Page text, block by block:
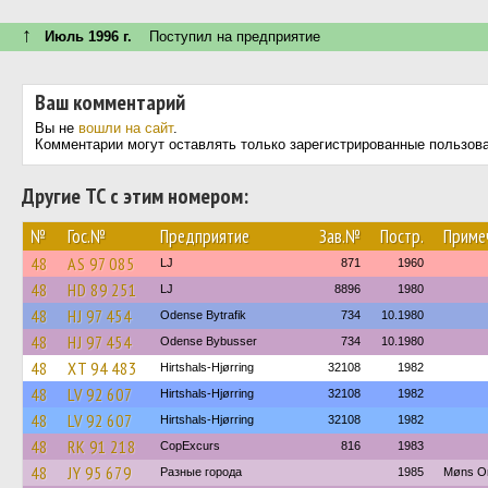
↑ Июль 1996 г. Поступил на предприятие
Ваш комментарий
Вы не вошли на сайт.
Комментарии могут оставлять только зарегистрированные
Другие ТС с этим номером:
№ Гос.№ Предприятие Зав.№ Постр.
48 AS 97 085 LJ 871 1960
48 HD 89 251 LJ 8896 1980
48 HJ 97 454 Odense Bytrafik 734 10.1980
48 HJ 97 454 Odense Bybusser 734 10.1980
48 XT 94 483 Hirtshals-Hjørring 32108 1982
48 LV 92 607 Hirtshals-Hjørring 32108 1982
48 LV 92 607 Hirtshals-Hjørring 32108 1982
48 RK 91 218 CopExcurs 816 1983
48 JY 95 679 Разные города 1985 Møns